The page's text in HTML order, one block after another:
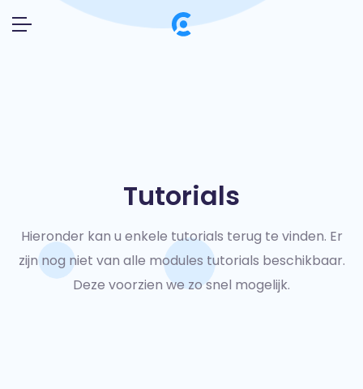
Tutorials
Hieronder kan u enkele tutorials terug te vinden. Er
zijn nog niet van alle modules tutorials beschikbaar.
Deze voorzien we zo snel mogelijk.